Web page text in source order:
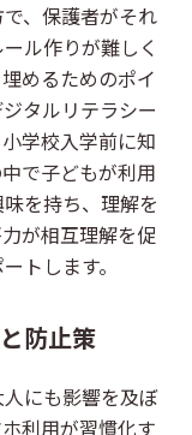
、保護者がそれ
ル作りが難しく
めるためのポイ
タルリテラシー
学校入学前に知
で子どもが利用
を持ち、理解を
が相互理解を促
トします。
防止策
にも影響を及ぼ
利用が習慣化す